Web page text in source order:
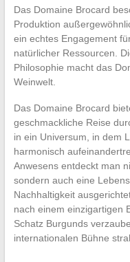
Das Domaine Brocard
Produktion
ein echtes Engagement
natürlicher Ressourcen.
Philosophie macht das
Weinwelt.
Das Domaine Brocard
geschmackliche Reise
in ein Universum, in dem
harmonisch
Anwesens entdeckt man
sondern auch eine
Nachhaltigkeit
nach einem einzigartigen
Schatz Burgunds
internationalen Bühne